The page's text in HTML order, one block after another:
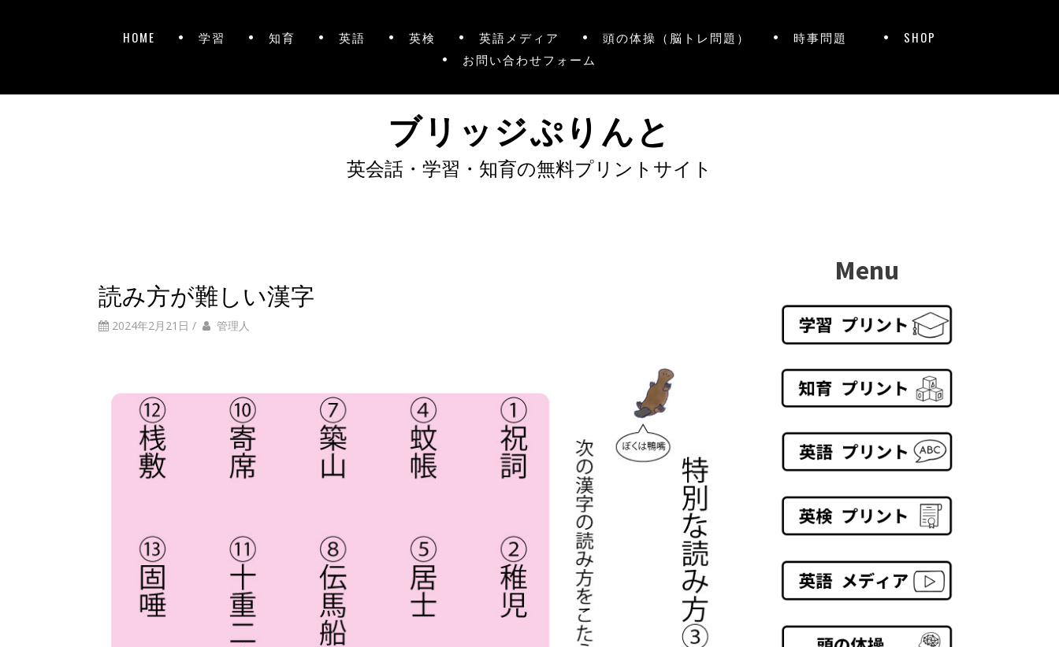
HOME 学習 知育 英語 英検 英語メディア 頭の体操（脳トレ問題） 時事問題
SHOP
お問い合わせフォーム
ブリッジぷりんと
英会話・学習・知育の無料プリントサイト
読み方が難しい漢字
2024年2月21日 / 管理人
Menu